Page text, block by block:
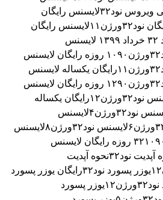
ویروس نود۳۲
لایسنس رایگان
لایسنس رایگان
لایسنس
لایسنس
لایسنس
لایسنس
یکساله
نود۳۲ورژن۴
لایسنس
لایسنس نود۳۲ورژن۸
لایسنس
لایسنس
آپدیت نود۳۲
نحوه آپدیت
یوزر پسورد نود۳۲رایگان
یوزر پسورد
یوزر پسورد